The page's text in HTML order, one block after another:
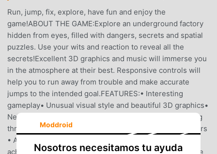
Run, jump, fix, explore, have fun and enjoy the
game!ABOUT THE GAME:Explore an underground factory
hidden from eyes, filled with dangers, secrets and spatial
puzzles. Use your wits and reaction to reveal all the
secrets!Excellent 3D graphics and music will immerse you
in the atmosphere at their best. Responsive controls will
help you to run away from trouble and make accurate
jumps to the intended goal.FEATURES:• Interesting
gameplay• Unusual visual style and beautiful 3D graphics•
New game mechanics and situations during your passing
through• Offline. No network required - great for travelers
• Ability to save progress to the cloud• 100%
achievements is a challenge and will definitely take some
Moddroid
Nosotros necesitamos tu ayuda